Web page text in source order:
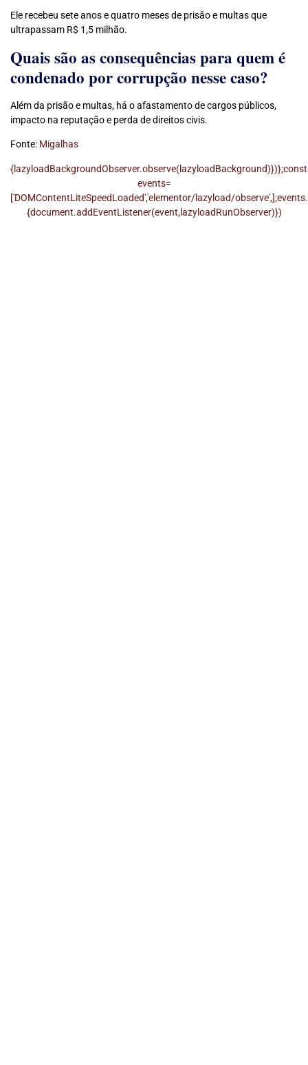
Ele recebeu sete anos e quatro meses de prisão e multas que
ultrapassam R$ 1,5 milhão.
Quais são as consequências para quem é
condenado por corrupção nesse caso?
Além da prisão e multas, há o afastamento de cargos públicos,
impacto na reputação e perda de direitos civis.
Fonte: Migalhas
{lazyloadBackgroundObserver.observe(lazyloadBackground)})};const
events=
['DOMContentLiteSpeedLoaded','elementor/lazyload/
{document.addEventListener(event,lazyloadRunObserver)})